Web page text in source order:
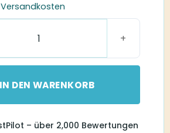
Versandkosten
IN DEN WARENKORB
– über 2,000 Bewertungen